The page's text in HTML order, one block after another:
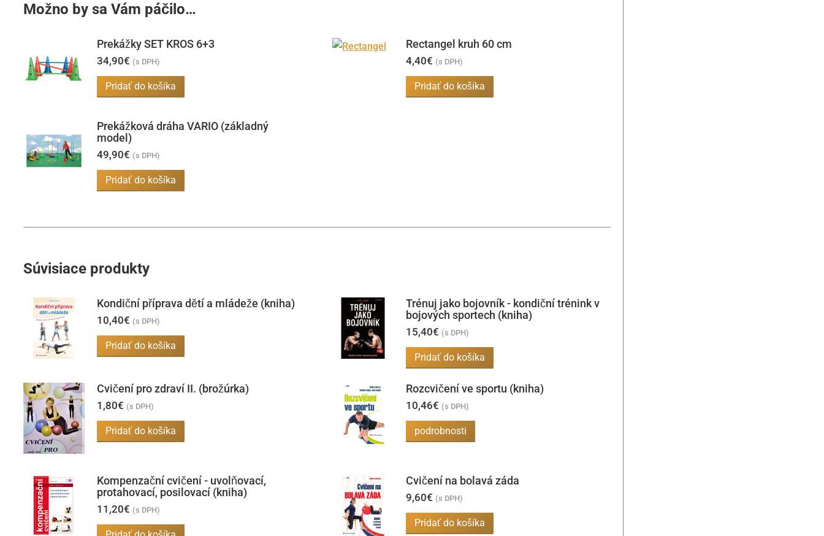
Možno by sa Vám páčilo…
Prekážky SET KROS 6+3
34,90€ (s DPH)
Pridať do košíka
Rectangel kruh 60 cm
4,40€ (s DPH)
Pridať do košíka
Prekážková dráha VARIO (základný
model)
49,90€ (s DPH)
Pridať do košíka
Súvisiace produkty
Kondiční příprava dětí a mládeže (kniha)
10,40€ (s DPH)
Pridať do košíka
Trénuj jako bojovník - kondiční trénink v
bojových sportech (kniha)
15,40€ (s DPH)
Pridať do košíka
Cvičení pro zdraví II. (brožúrka)
1,80€ (s DPH)
Pridať do košíka
Rozcvičení ve sportu (kniha)
10,46€ (s DPH)
podrobnosti
Kompenzační cvičení - uvolňovací,
protahovací, posilovací (kniha)
11,20€ (s DPH)
Cvičení na bolavá záda
9,60€ (s DPH)
Pridať do košíka